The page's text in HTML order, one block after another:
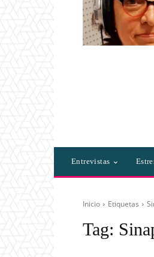
Entrevistas
Inicio Etiquetas
Tag: